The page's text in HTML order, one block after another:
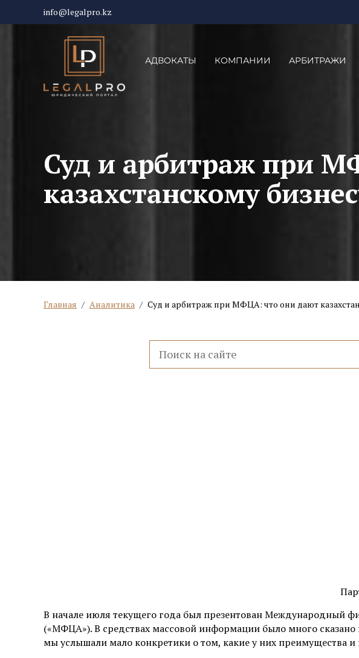
info@legalpro.kz
АДВОКАТЫ КОМПАНИИ АРБИТРАЖИ
Суд и арбитраж при
казахстанскому
Главная / Аналитика / Суд и арбитраж при МФЦА: что они дают
В начале июля текущего года был презентован Международный
(«МФЦА»). В средствах массовой информации было много
мы услышали мало конкретики о том, какие у них преимущества и